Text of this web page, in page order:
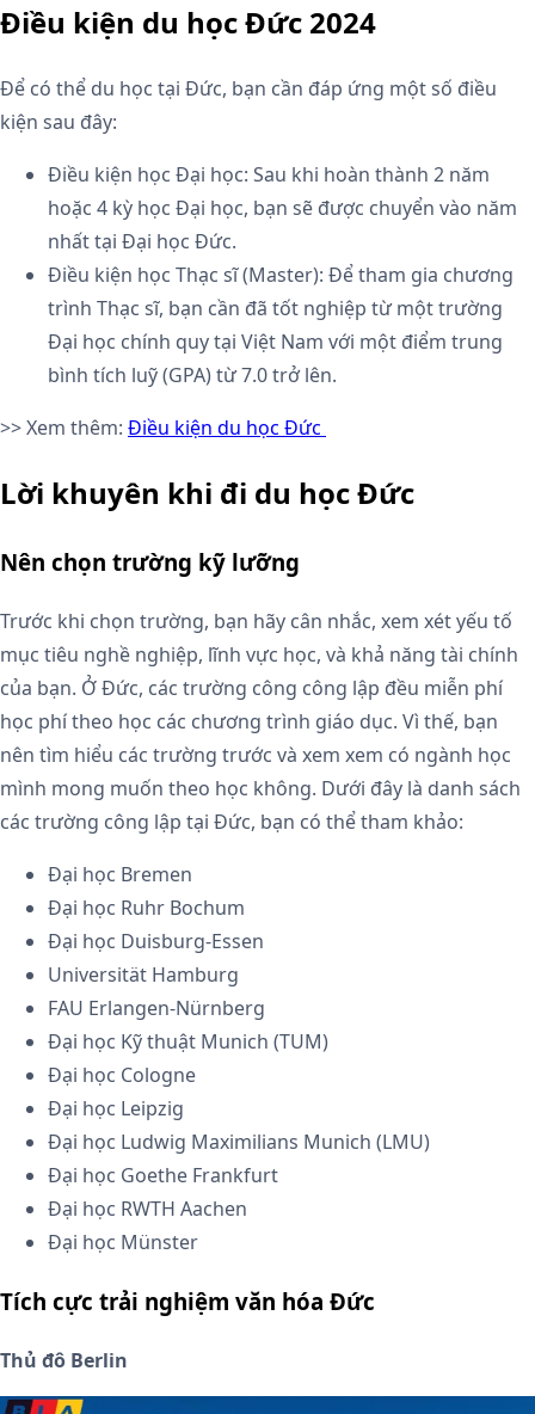
Điều kiện du học Đức 2024
Để có thể du học tại Đức, bạn cần đáp ứng một số điều
kiện sau đây:
Điều kiện học Đại học: Sau khi hoàn thành 2 năm
hoặc 4 kỳ học Đại học, bạn sẽ được chuyển vào năm
nhất tại Đại học Đức.
Điều kiện học Thạc sĩ (Master): Để tham gia chương
trình Thạc sĩ, bạn cần đã tốt nghiệp từ một trường
Đại học chính quy tại Việt Nam với một điểm trung
bình tích luỹ (GPA) từ 7.0 trở lên.
>> Xem thêm: Điều kiện du học Đức
Lời khuyên khi đi du học Đức
Nên chọn trường kỹ lưỡng
Trước khi chọn trường, bạn hãy cân nhắc, xem xét yếu tố
mục tiêu nghề nghiệp, lĩnh vực học, và khả năng tài chính
của bạn. Ở Đức, các trường công công lập đều miễn phí
học phí theo học các chương trình giáo dục. Vì thế, bạn
nên tìm hiểu các trường trước và xem xem có ngành học
mình mong muốn theo học không. Dưới đây là danh sách
các trường công lập tại Đức, bạn có thể tham khảo:
Đại học Bremen
Đại học Ruhr Bochum
Đại học Duisburg-Essen
Universität Hamburg
FAU Erlangen-Nürnberg
Đại học Kỹ thuật Munich (TUM)
Đại học Cologne
Đại học Leipzig
Đại học Ludwig Maximilians Munich (LMU)
Đại học Goethe Frankfurt
Đại học RWTH Aachen
Đại học Münster
Tích cực trải nghiệm văn hóa Đức
Thủ đô Berlin